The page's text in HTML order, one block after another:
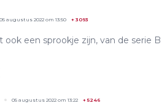
05 augustus 2022 om 13:50 + 3093
een sprookje zijn, van de serie B
05 augustus 2022 om 13:22 + 5246